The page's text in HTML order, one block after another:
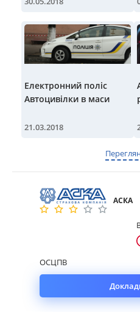
Електронний поліс
Автоцивілки в маси
21.03.2018
АСКА
ОСЦПВ